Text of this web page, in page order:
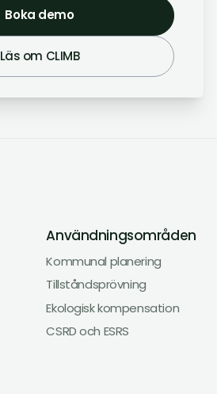
Boka demo
Läs om CLIMB
Användningsområden
Kommunal planering
Tillståndsprövning
Ekologisk kompensation
CSRD och ESRS